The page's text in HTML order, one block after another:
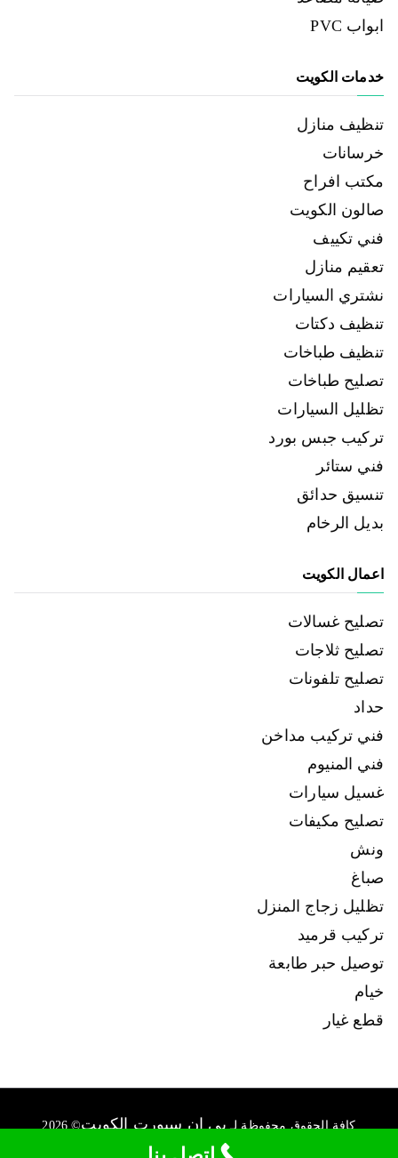
ابواب PVC
خدمات الكويت
تنظيف منازل
خرسانات
مكتب افراح
صالون الكويت
فني تكييف
تعقيم منازل
نشتري السيارات
تنظيف دكتات
تنظيف طباخات
تصليح طباخات
تظليل السيارات
تركيب جبس بورد
فني ستائر
تنسيق حدائق
بديل الرخام
اعمال الكويت
تصليح غسالات
تصليح ثلاجات
تصليح تلفونات
حداد
فني تركيب مداخن
فني المنيوم
غسيل سيارات
تصليح مكيفات
ونش
صباغ
تظليل زجاج المنزل
تركيب قرميد
توصيل حبر طابعة
خيام
قطع غيار
كافة الحقوق محفوظة لـبي ان سبورت الكويت© 2026
connect@ads-kuwait.net
+96550007022